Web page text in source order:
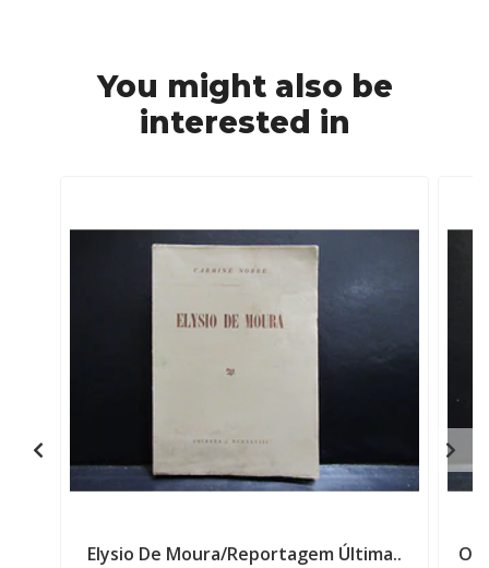
You might also be
interested in
Elysio De Moura/Reportagem Última.. O